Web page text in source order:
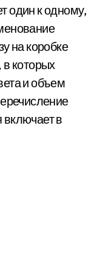
один к одному,
на коробке
которых
и объем
в